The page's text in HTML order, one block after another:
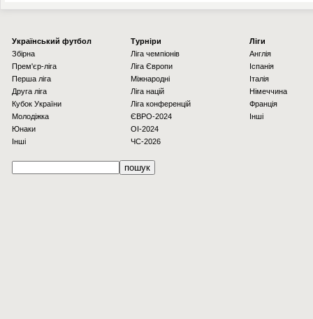
Українcький футбол
Збірна
Прем'єр-ліга
Перша ліга
Друга ліга
Кубок України
Молодіжка
Юнаки
Інші
Турніри
Ліга чемпіонів
Ліга Європи
Міжнародні
Ліга націй
Ліга конференцій
ЄВРО-2024
OI-2024
ЧС-2026
Ліги
Англія
Іспанія
Італія
Німеччина
Франція
Інші